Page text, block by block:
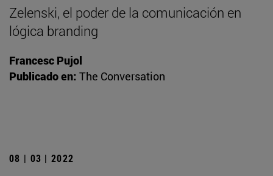
Zelenski, el poder de la comunicación en
lógica branding
Francesc Pujol
Publicado en: The Conversation
08 | 03 | 2022